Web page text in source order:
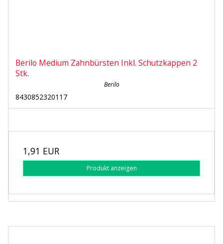
Berilo Medium Zahnbürsten Inkl. Schutzkappen 2
Stk.
Berilo
8430852320117
1,91 EUR
Produkt anzeigen